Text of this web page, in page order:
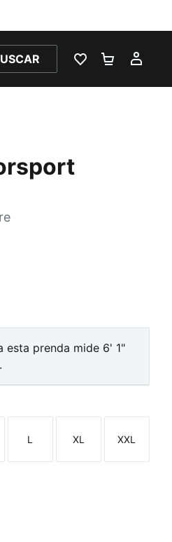
LISTA DE
esta prenda mide 6' 1"
Talla
L
Talla
XL
Talla
XXL